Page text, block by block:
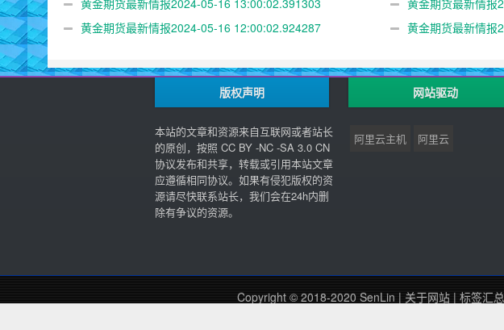
黄金期货最新情报2024-05-16 12:00:02.924287
黄金期货最新情报
版权声明
本站的文章和资源来自互联网或者站长
的原创，按照 CC BY -NC -SA 3.0 CN
协议发布和共享，转载或引用本站文章
应遵循相同协议。如果有侵犯版权的资
源请尽快联系站长，我们会在24h内删
除有争议的资源。
网站驱动
阿里云主机 阿里云
Copyright © 2018-2020 SenLin | 关于网站| 标签汇总